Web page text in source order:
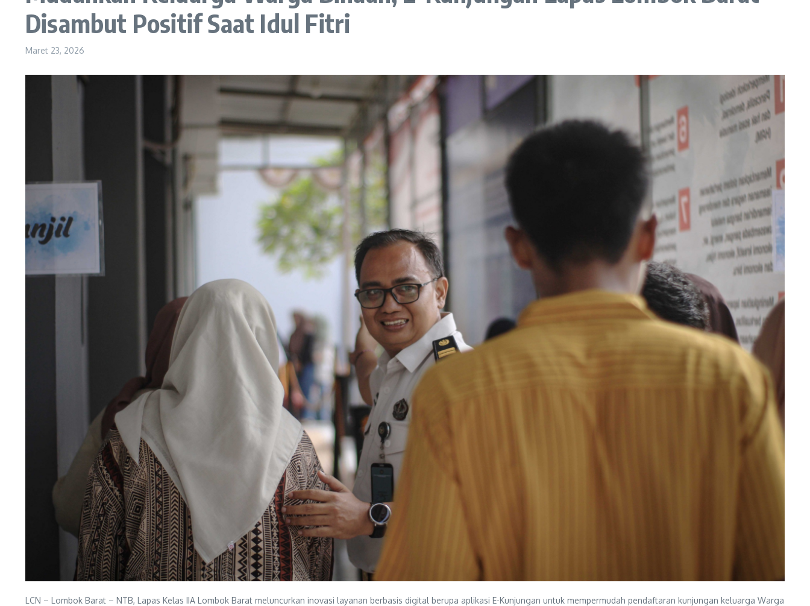
Disambut Positif Saat Idul Fitri
Maret 23, 2026
LCN – Lombok Barat – NTB, Lapas Kelas IIA Lombok Barat meluncurkan inovasi layanan berbasis digital berupa aplikasi E-Kunjungan untuk mempermudah pendaftaran kunjungan keluarga Warga